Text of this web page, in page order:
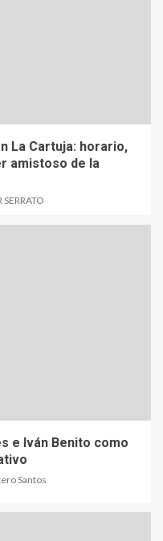
La Cartuja: horario,
amistoso de la
SERRATO
e Iván Benito como
Santos